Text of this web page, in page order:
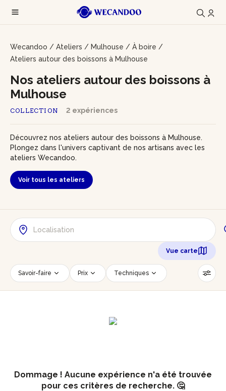
Wecandoo / Ateliers / Mulhouse / À boire /
Ateliers autour des boissons à Mulhouse
COLLECTION 2 expériences
Nos ateliers autour des boissons à
Mulhouse
Découvrez nos ateliers autour des boissons à Mulhouse.
Plongez dans l'univers captivant de nos artisans avec les
ateliers Wecandoo.
Voir tous les ateliers
Vue carte
Savoir-faire Prix Techniques
Date Créneau horaire
Dommage ! Aucune expérience n'a été trouvée
pour ces critères de recherche. 🤔